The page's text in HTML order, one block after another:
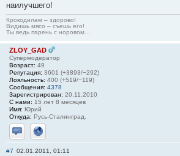
наилучшего!
Крокодилам – здорово!
Видишь мясо – съешь его!
Ты ведь парень с норовом…
ZLOY_GAD
Супермодератор
Возраст: 49
Репутация: 3601 (+3893/−292)
Лояльность: 400 (+519/−119)
Сообщения: 4378
Зарегистрирован: 20.11.2010
С нами: 15 лет 8 месяцев
Имя: Юрий
Откуда: Русь-Сталинград.
Отправить личное сообщение
Сайт
#7 02.01.2011, 01:11